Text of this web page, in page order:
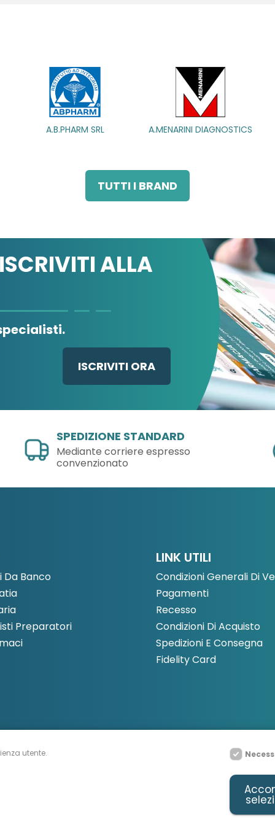
SRL A.MENARINI DIAGNOSTICS
A.MENARINI
TUTTI I BRAND
ISCRIVITI ALLA
ISCRIVITI ORA
SPEDIZIONE STANDARD
Mediante corriere espresso
convenzionato
Da Banco
Preparatori
LINK UTILI
Condizioni Generali Di
Pagamenti
Recesso
Condizioni Di Acquisto
Spedizioni E Consegna
Fidelity Card
utente.
Reserved Farmacia Merati - P.IVA e C.F. 11445820969 - Designed &